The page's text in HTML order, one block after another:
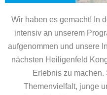
Wir haben es gemacht! In
intensiv an unserem
aufgenommen und unsere
nächsten Heiligenfeld
Erlebnis zu
Themenvielfalt, junge